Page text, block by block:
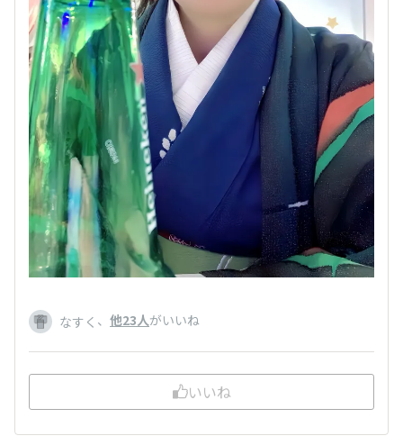
なすく 、 他23人がいいね
いいね